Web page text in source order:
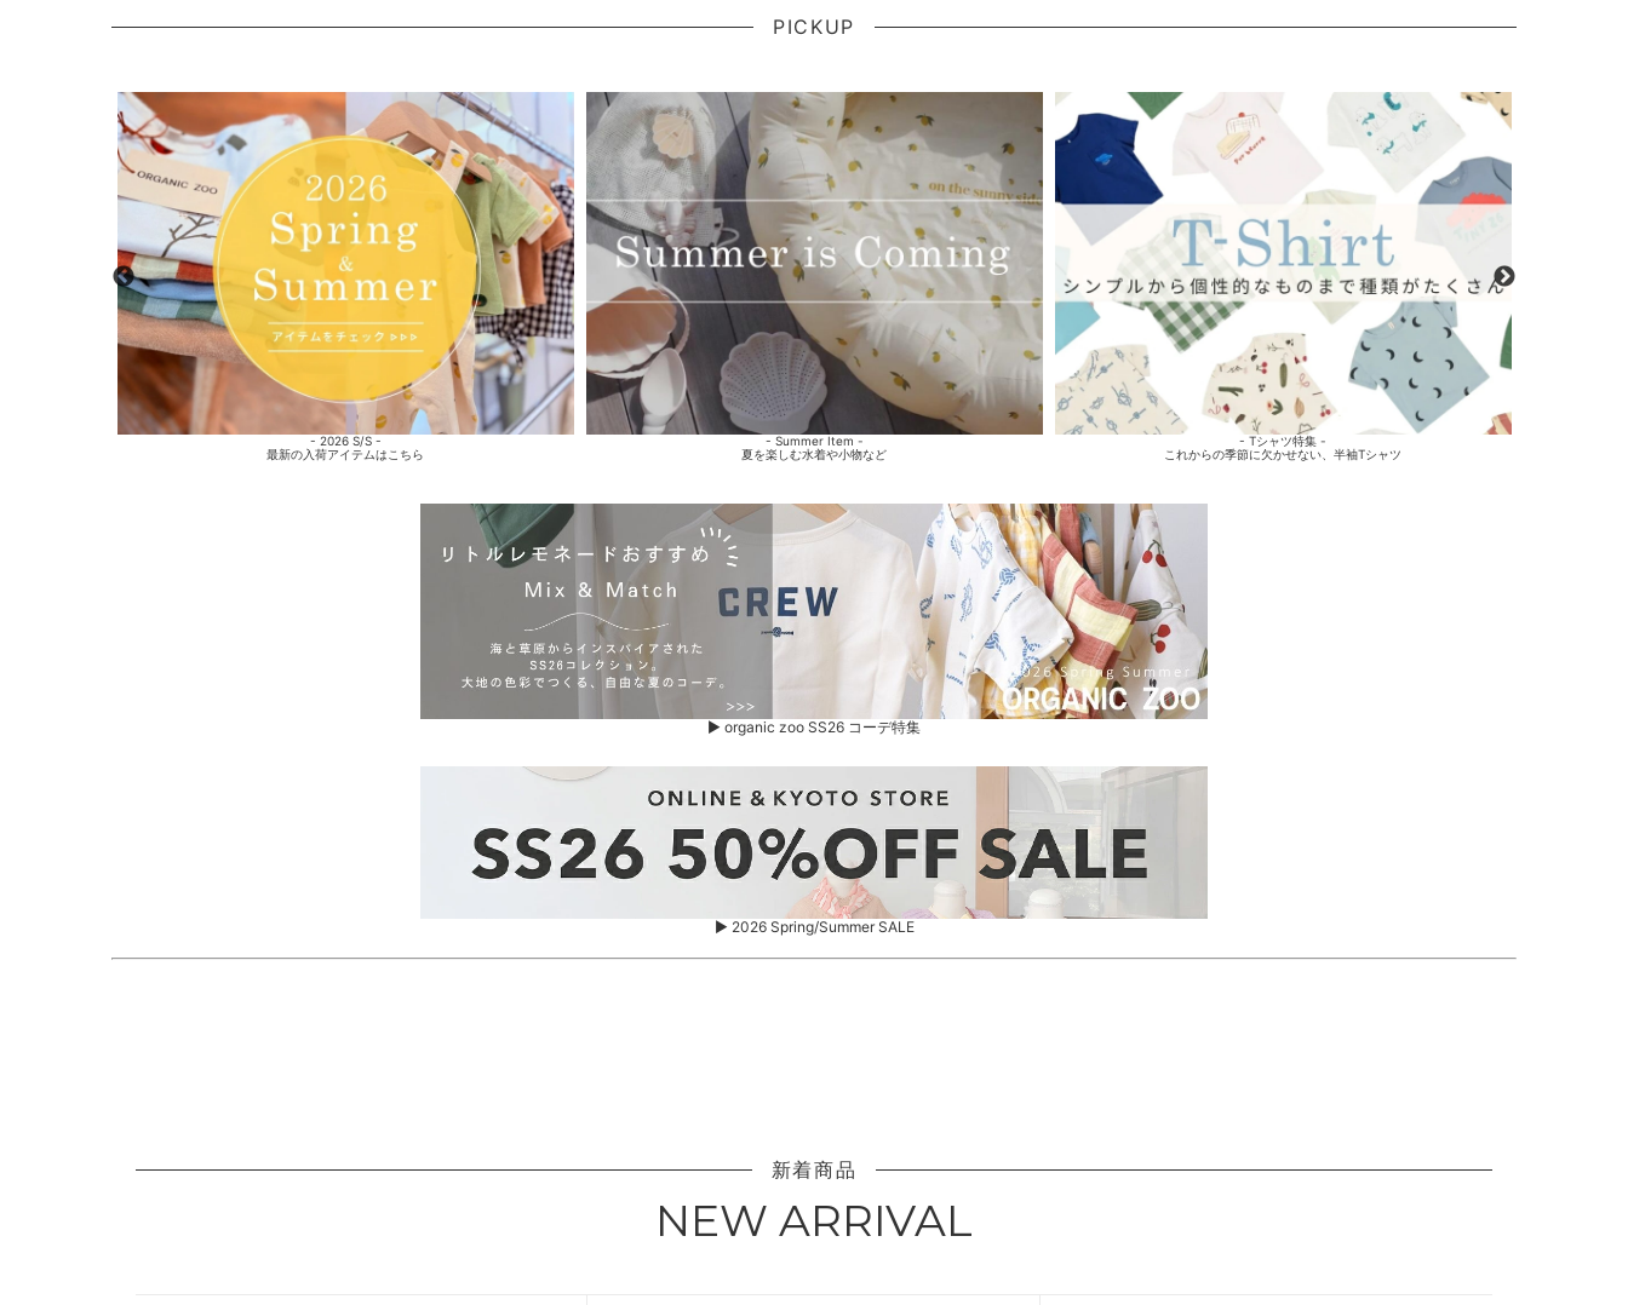
PICKUP
- 2026 S/S -
最新の入荷アイテムはこちら
- Summer Item -
夏を楽しむ水着や小物など
- Tシャツ特集 -
これからの季節に欠かせない、半袖Tシャツ
▶ organic zoo SS26 コーデ特集
▶ 2026 Spring/Summer SALE
新着商品
NEW ARRIVAL